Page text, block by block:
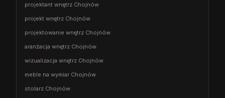
projektant wnętrz Chojnów
projekt wnętrz Chojnów
projektowanie wnętrz Chojnów
aranżacja wnętrz Chojnów
wizualizacja wnętrz Chojnów
meble na wymiar Chojnów
stolarz Chojnów